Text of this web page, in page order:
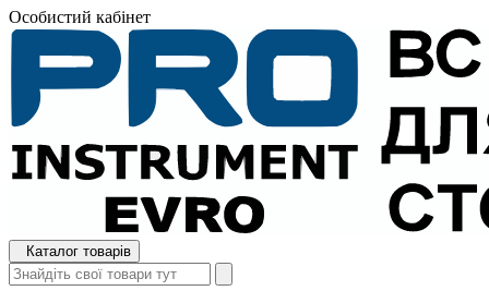
Особистий кабінет
Каталог товарів